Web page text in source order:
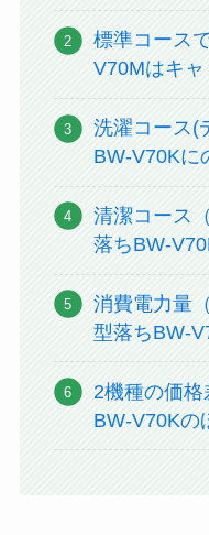
標準コース
V70Mはキャ
洗濯コース(
BW-V70Kに
清潔コース
落ちBW-
消費電力量
型落ちBW-
2機種の価
BW-V70Kの